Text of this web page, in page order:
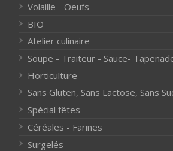
Volaille - Oeufs
BIO
Atelier culinaire
Soupe - Traiteur - Sauce-
Horticulture
Sans Gluten, Sans Lactose, Sans
Spécial fêtes
Céréales - Farines
Surgelés